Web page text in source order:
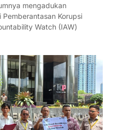
mengadukan
Pemberantasan Korupsi
Watch (IAW)